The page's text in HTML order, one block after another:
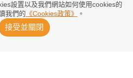
設置以及我們網站如何使用cookies的
我們的 《Cookies政策》 。
接受並關閉